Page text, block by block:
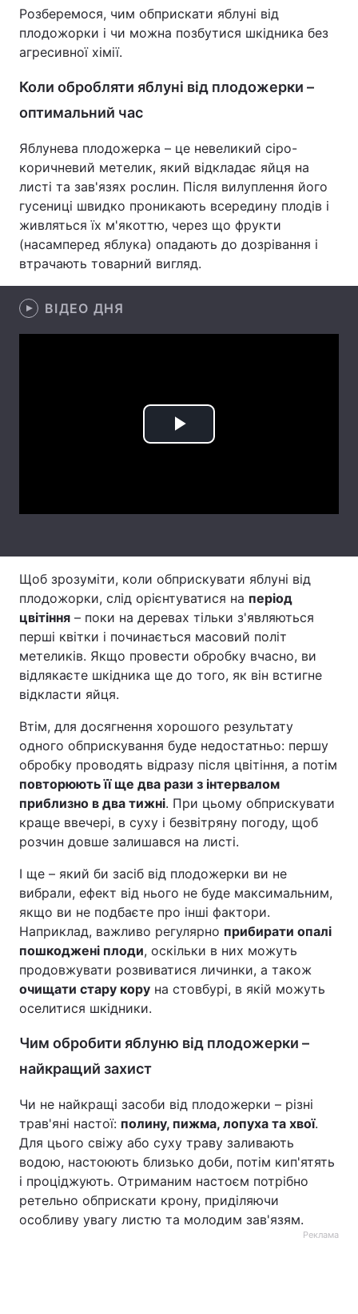
Зброя Інциденти
Цікавинки
Екологія Регіони
Лонгріди
Відео з Youtube Статті
Інтерв'ю Думки
Архів
Контакти
Розберемося, чим обприскати яблуні від
плодожорки і чи можна позбутися шкідника без
агресивної хімії.
Коли обробляти яблуні від плодожерки –
оптимальний час
Яблунева плодожерка – це невеликий сіро-
коричневий метелик, який відкладає яйця на
листі та зав'язях рослин. Після вилуплення його
гусениці швидко проникають всередину плодів і
живляться їх м'якоттю, через що фрукти
(насамперед яблука) опадають до дозрівання і
втрачають товарний вигляд.
ВІДЕО ДНЯ
Play
Щоб зрозуміти, коли обприскувати яблуні від
плодожорки, слід орієнтуватися на період
цвітіння – поки на деревах тільки з'являються
перші квітки і починається масовий політ
метеликів. Якщо провести обробку вчасно, ви
відлякаєте шкідника ще до того, як він встигне
відкласти яйця.
Втім, для досягнення хорошого результату
одного обприскування буде недостатньо: першу
обробку проводять відразу після цвітіння, а потім
повторюють її ще два рази з інтервалом
приблизно в два тижні. При цьому обприскувати
краще ввечері, в суху і безвітряну погоду, щоб
розчин довше залишався на листі.
І ще – який би засіб від плодожерки ви не
вибрали, ефект від нього не буде максимальним,
якщо ви не подбаєте про інші фактори.
Наприклад, важливо регулярно прибирати опалі
пошкоджені плоди, оскільки в них можуть
продовжувати розвиватися личинки, а також
очищати стару кору на стовбурі, в якій можуть
оселитися шкідники.
Чим обробити яблуню від плодожерки –
найкращий захист
Чи не найкращі засоби від плодожерки – різні
трав'яні настої: полину, пижма, лопуха та хвої.
Для цього свіжу або суху траву заливають
водою, настоюють близько доби, потім кип'ятять
і проціджують. Отриманим настоєм потрібно
ретельно обприскати крону, приділяючи
особливу увагу листю та молодим зав'язям.
Реклама